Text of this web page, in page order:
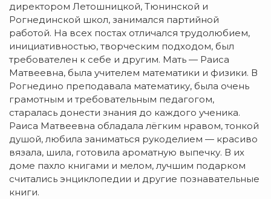
директором Летошницкой, Тюнинской и
Рогнединской школ, занимался партийной
работой. На всех постах отличался трудолюбием,
инициативностью, творческим подходом, был
требователен к себе и другим. Мать — Раиса
Матвеевна, была учителем математики и физики. В
Рогнедино преподавала математику, была очень
грамотным и требовательным педагогом,
старалась донести знания до каждого ученика.
Раиса Матвеевна обладала лёгким нравом, тонкой
душой, любила заниматься рукоделием — красиво
вязала, шила, готовила ароматную выпечку. В их
доме пахло книгами и мелом, лучшим подарком
считались энциклопедии и другие познавательные
книги.